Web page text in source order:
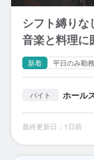
ヘルプ・お問い合
掲載をご検討の店
プライバシーポリシ
シフト縛り
音楽と料理に
新着 平日のみ勤
バイト ホール
最終更新日：1日前